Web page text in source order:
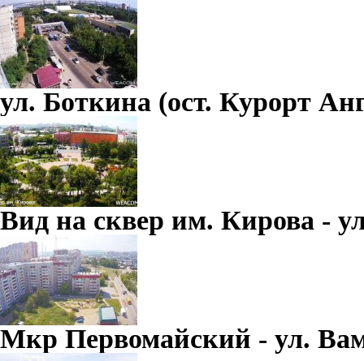
ул. Боткина (ост. Курорт
Вид на сквер им. Кирова -
Мкр Первомайский - ул.